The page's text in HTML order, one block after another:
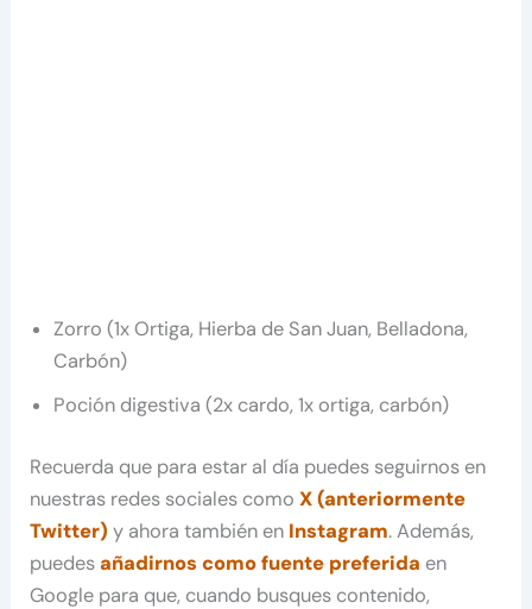
Zorro (1x Ortiga, Hierba de San Juan, Belladona,
Carbón)
Poción digestiva (2x cardo, 1x ortiga, carbón)
Recuerda que para estar al día puedes seguirnos en
nuestras redes sociales comoX (anteriormente
Twitter) y ahora también en Instagram. Además,
puedesañadirnos como fuente preferida en
Google para que, cuando busques contenido,